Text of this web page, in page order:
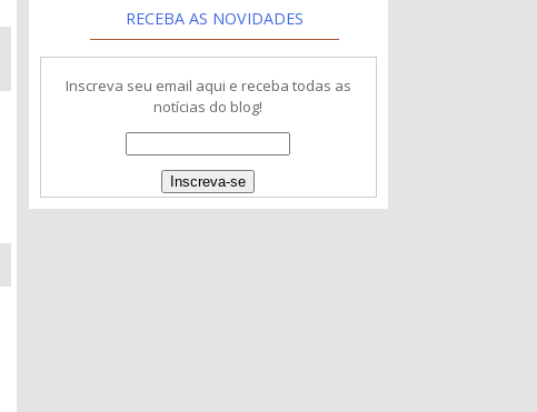
RECEBA AS NOVIDADES
Inscreva seu email aqui e receba todas as
notícias do blog!